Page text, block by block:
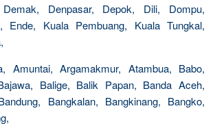
Denpasar, Depok, Dili, Dompu,
Ende, Kuala Pembuang, Kuala Tungkal,
Amuntai, Argamakmur, Atambua, Babo,
Balige, Balik Papan, Banda Aceh,
Bangkalan, Bangkinang, Bangko,